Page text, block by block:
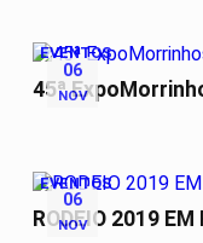
06
NOV
EVENTOS
45ª
06
NOV
EVENTOS
RODEIO 2019 EM